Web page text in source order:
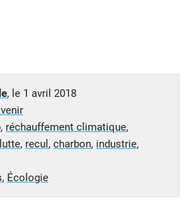
, le 1 avril 2018
, réchauffement climatique,
lutte, recul , charbon, industrie,
, Écologie